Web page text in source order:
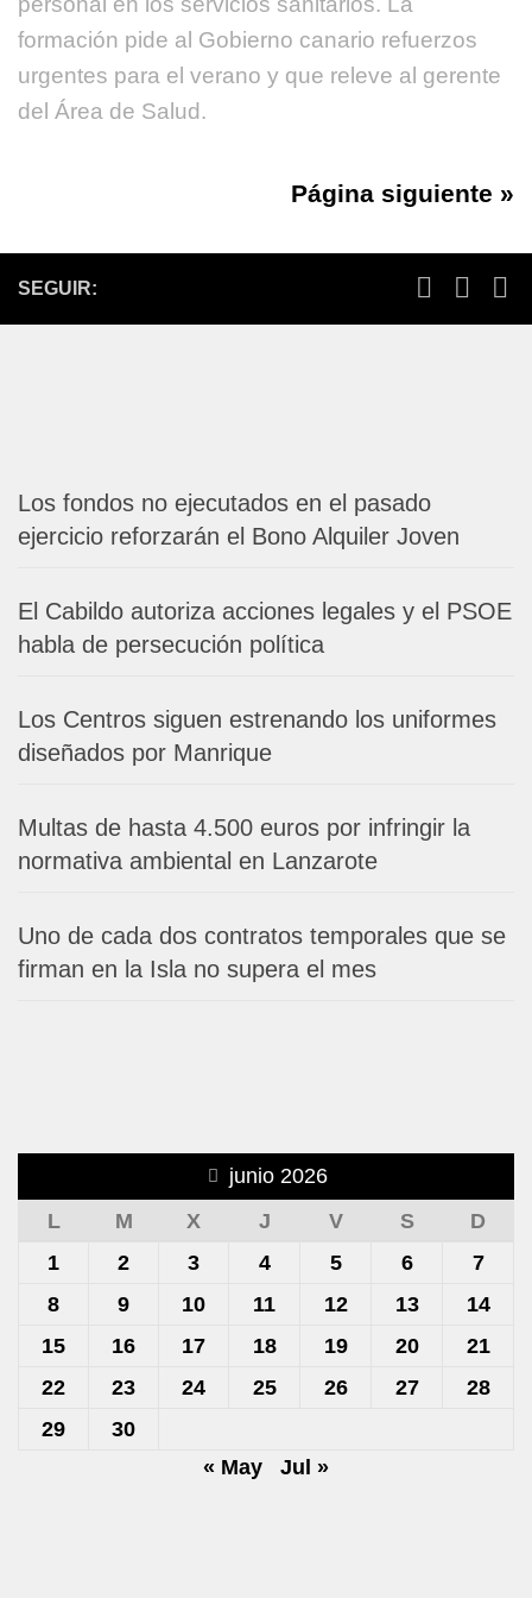
formación pide al Gobierno canario refuerzos
urgentes para el verano y que releve al gerente
del Área de Salud.
Página siguiente »
SEGUIR:
Los fondos no ejecutados en el pasado
ejercicio reforzarán el Bono Alquiler Joven
El Cabildo autoriza acciones legales y el PSOE
habla de persecución política
Los Centros siguen estrenando los uniformes
diseñados por Manrique
Multas de hasta 4.500 euros por infringir la
normativa ambiental en Lanzarote
Uno de cada dos contratos temporales que se
firman en la Isla no supera el mes
junio 2026
L
M X J V S
D
1
2 3 4 5 6
7
8
9 10 11 12 13
14
15
16 17 18 19 20
21
22
23 24 25 26 27
28
29
30
« May
Jul »